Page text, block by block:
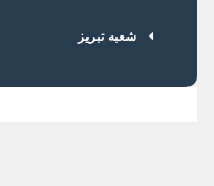
شعبه تبریز